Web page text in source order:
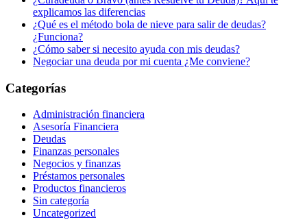
explicamos las diferencias
¿Qué es el método bola de nieve para salir de deudas?
¿Funciona?
¿Cómo saber si necesito ayuda con mis deudas?
Negociar una deuda por mi cuenta ¿Me conviene?
Categorías
Administración financiera
Asesoría Financiera
Deudas
Finanzas personales
Negocios y finanzas
Préstamos personales
Productos financieros
Sin categoría
Uncategorized